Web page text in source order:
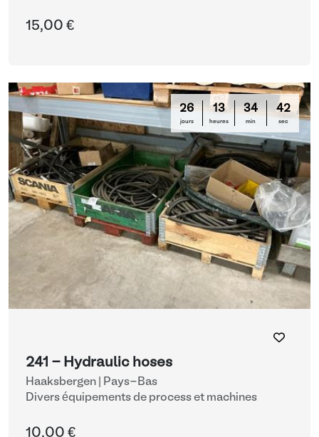
15,00 €
26
jours
13
heures
34
min
42
sec
241 - Hydraulic hoses
Haaksbergen | Pays-Bas
Divers équipements de process et machines
10,00 €